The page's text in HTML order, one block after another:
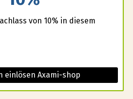
von 10% in diesem
einlösen Axami-shop